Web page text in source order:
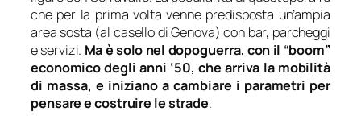
che per la prima volta venne predisposta un’ampia
area sosta (al casello di Genova) con bar, parcheggi
e servizi. Ma è solo nel dopoguerra, con il “boom”
economico degli anni ‘50, che arriva la mobilità
di massa, e iniziano a cambiare i parametri per
pensare e costruire le strade.